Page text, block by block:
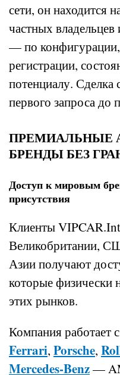
сети, он находится
частных
— по
регистрации,
потенциалу. Сделка
первого запроса до
ПРЕМИАЛЬНЫЕ
БРЕНДЫ БЕЗ
Доступ к мировым
присутствия
Клиенты
Великобритании,
Азии получают
которые физически
этих рынков.
Компания работает
Ferrari, Porsche,
Mercedes-Benz—